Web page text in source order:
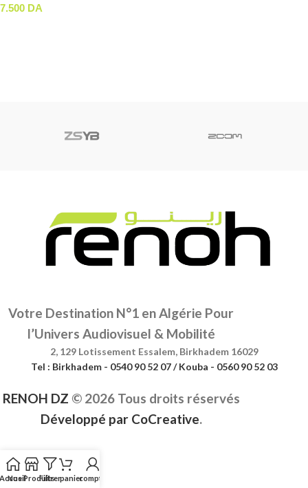
7.500 DA
Votre Destination N°1 en Algérie Pour
l’Univers Audiovisuel & Mobilité
2, 129 Lotissement Essalem, Birkhadem 16029
Tel : Birkhadem - 0540 90 52 07 / Kouba - 0560 90 52 03
RENOH DZ ©2026 Tous droits réservés
Développé par CoCreative.
Accueil
Nos Produits
Filtrerpaniercompte